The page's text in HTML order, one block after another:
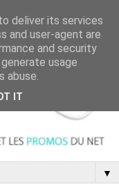
▼
deliver its services
and user-agent are
and security
usage
abuse.
IT